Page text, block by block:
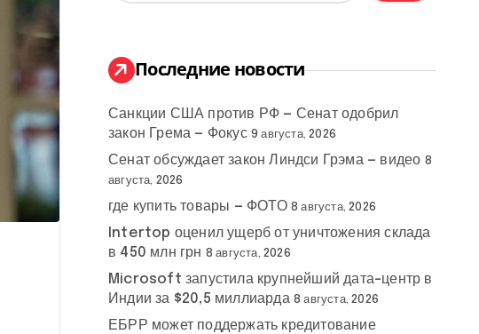
:
Последние новости
Санкции США против РФ — Сенат одобрил
закон Грема — Фокус 9 августа, 2026
Сенат обсуждает закон Линдси Грэма — видео 8
августа, 2026
где купить товары — ФОТО 8 августа, 2026
Intertop оценил ущерб от уничтожения склада
в 450 млн грн 8 августа, 2026
Microsoft запустила крупнейший дата-центр в
Индии за $20,5 миллиарда 8 августа, 2026
ЕБРР может поддержать кредитование